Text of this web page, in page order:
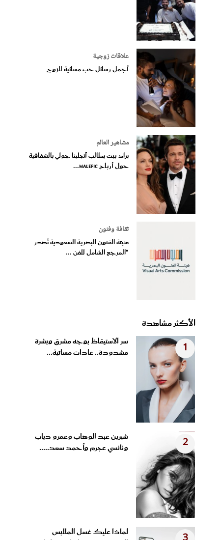
علاقات زوجية
أجمل رسائل حب مسائية للزوج
مشاهير العالم
براد بيت يطالب أنجلينا جولي بالشفافية
حول أرباح Malefic...
ثقافة وفنون
هيئة الفنون البصرية السعودية تُصدر
"المرجع الشامل للفن ...
الأكثر مشاهدة
1
سر الاستيقاظ بوجه مشرق وبشرة
مشدودة.. عادات مسائية...
2
شيرين عبد الوهاب وعمرو دياب
ونانسي عجرم وأحمد سعد.....
لماذا عليك غسل الملابس